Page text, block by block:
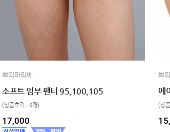
쁘띠마리에
소프트 임부 팬티 95,100,105
(상품후기 : 0개)
17,000
쁘
(상